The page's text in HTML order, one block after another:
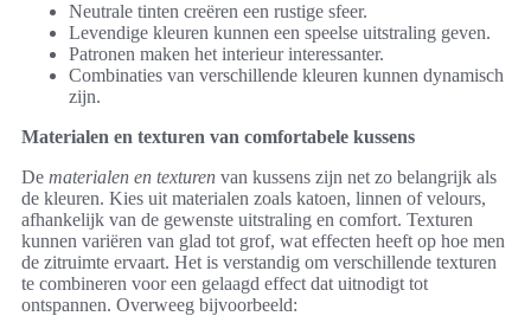
Neutrale tinten creëren een rustige sfeer.
Levendige kleuren kunnen een speelse uitstraling geven.
Patronen maken het interieur interessanter.
Combinaties van verschillende kleuren kunnen dynamisch
zijn.
Materialen en texturen van comfortabele kussens
De materialen en texturen van kussens zijn net zo belangrijk als
de kleuren. Kies uit materialen zoals katoen, linnen of velours,
afhankelijk van de gewenste uitstraling en comfort. Texturen
kunnen variëren van glad tot grof, wat effecten heeft op hoe men
de zitruimte ervaart. Het is verstandig om verschillende texturen
te combineren voor een gelaagd effect dat uitnodigt tot
ontspannen. Overweeg bijvoorbeeld: